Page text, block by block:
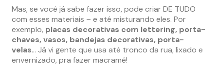
Mas, se você já sabe fazer isso, pode criar DE TUDO
com esses materiais – e até misturando eles. Por
exemplo, placas decorativas com lettering, porta-
chaves, vasos, bandejas decorativas, porta-
velas… Já vi gente que usa até tronco da rua, lixado e
envernizado, pra fazer macramê!